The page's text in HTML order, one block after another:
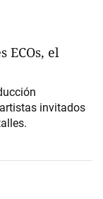
ECOs, el
invitados